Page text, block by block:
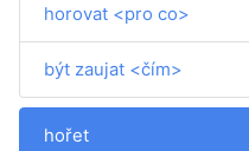
horovat <pro co>
být zaujat <čím>
hořet